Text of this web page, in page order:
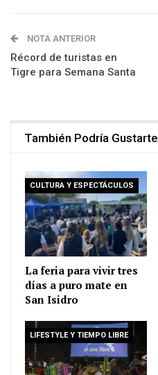
NOTA ANTERIOR
Récord de turistas en
Tigre para Semana Santa
También Podría Gustarte
CULTURA Y ESPECTÁCULOS
La feria para vivir tres
días a puro mate en
San Isidro
LIFESTYLE Y TIEMPO LIBRE